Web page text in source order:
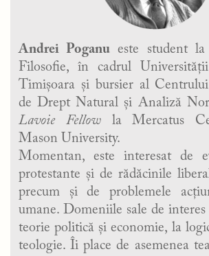
Andrei Poganu este student la
Filosofie, în cadrul
Timișoara și bursier al
de Drept Natural și Analiză
Lavoie Fellowla Mercatus
Mason University.
Momentan, este interesat de
protestante și de rădăcinile
precum și de problemele
umane. Domeniile sale de
teorie politică și economie, la
teologie. Îi place de asemenea